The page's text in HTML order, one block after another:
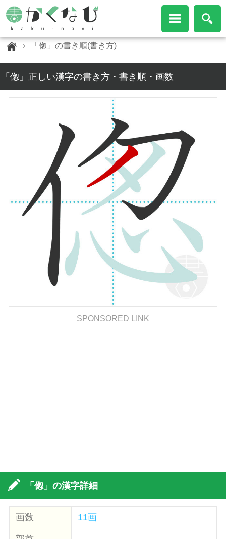
「偬」の書き順(書き方)
「偬」正しい漢字の書き方・書き順・画数
SPONSORED LINK
「偬」の漢字詳細
画数 11画